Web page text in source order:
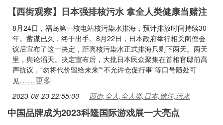
【西街观察】日本强排核污水 拿全人类健康当赌注
8月24日，福岛第一核电站核污染水排海，预计排放时间持续30
年。蓄谋已久，终于出手。8月22日，日本政府举行相关阁僚会
议后宣布了这一决定，距离核污染水正式排海只剩下两天。两天
里，舆论滔天。决定宣布后，大批日本民众聚集在首相官邸前高
声抗议，“勿将代价留给未来”“不允许仓促行事”等口号随处可
见……更多
2023-08-23 22:55:00 西街,全人,全人类,日本,赌注,污水
中国品牌成为2023科隆国际游戏展一大亮点